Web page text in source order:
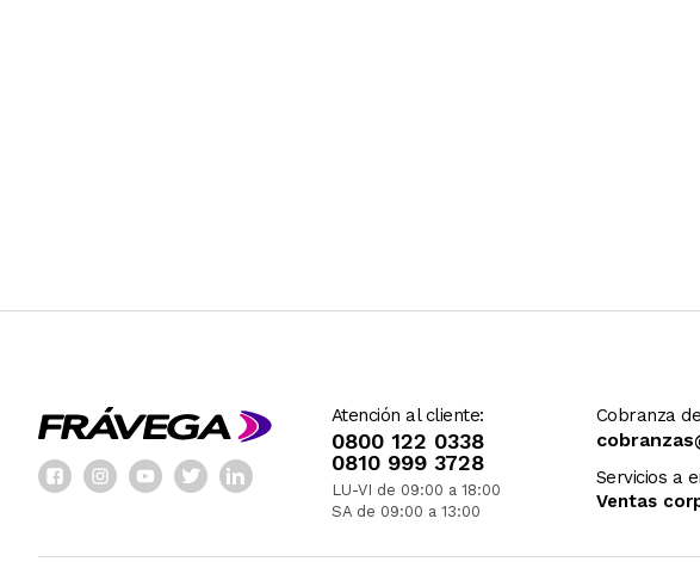
Atención al cliente:
0800 122 0338
0810 999 3728
LU-VI de 09:00 a 18:00
SA de 09:00 a 13:00
Cobranza
Servicios a
Ventas